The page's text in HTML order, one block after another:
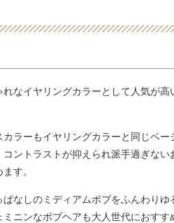
れなイヤリングカラーとして人気が高
カラーもイヤリングカラーと同じベー
コントラストが抑えられ派手過ぎない
す。
ぱなしのミディアムボブをふんわりゆ
ミニンなボブヘアも大人世代におすす